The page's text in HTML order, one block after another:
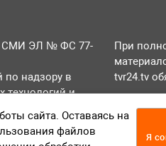
СМИ ЭЛ № ФС 77-
надзору в
технологий и
данных
При
tvr24.tv
Телефон:
сайта. Оставаясь на
файлов
Я